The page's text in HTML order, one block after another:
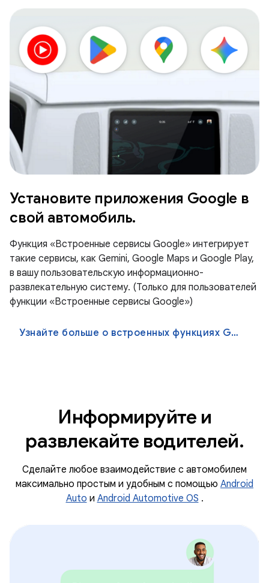
Установите приложения Google в
свой автомобиль.
Функция «Встроенные сервисы Google» интегрирует
такие сервисы, как Gemini, Google Maps и Google Play,
в вашу пользовательскую информационно-
развлекательную систему. (Только для пользователей
функции «Встроенные сервисы Google»)
Узнайте больше о встроенных функциях Google.
Информируйте и
развлекайте водителей.
Сделайте любое взаимодействие с автомобилем
максимально простым и удобным с помощью Android
Auto и Android Automotive OS .